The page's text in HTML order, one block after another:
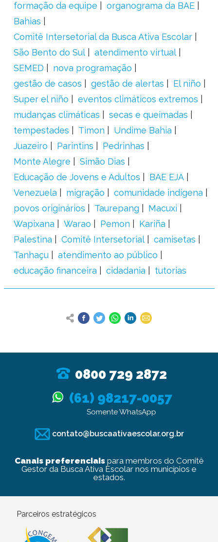
formação da equipe
organograma da BAE
Bahias
Comitê Intersetorial da Busca Ativa Escolar
São Bento do Sul
atendimento virtual
SEMED
nova programação
gestão de casos
gestão de alertas
El niño
Super el niño
eventos climáticos extremos
mudanças climáticas
secas e queimadas
tempestades
Timon
Undime Bahia
Juazeiro
Parintins
Pedrinhas
Monte Alegre
Simão Dias
Educação de Jovens e Adultos
BAE EJA
Venezuela
migração
comunidade indígena
povos originários
Taurepang
Macuxi
Wapixana
Warao Pemon
Kariña
Palestina
Comitê Intersetorial
camisetas
Tanhaçu
atendimento ao público
educação financeira
cidadania tutorias
0800 729 2872
(61) 98217-0057
Somente WhatsApp
contato@buscaativaescolar.org.br
Canais preferenciaispara membros do Comitê
Gestor da Busca Ativa Escolar nos municípios e
estados.
Parceiros estratégicos